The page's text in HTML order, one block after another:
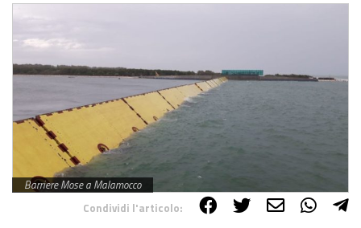
Barriere Mose a Malamocco
Condividi l'articolo: